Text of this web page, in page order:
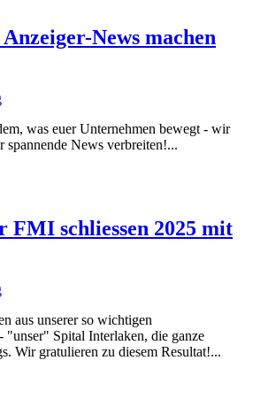
News machen
was euer Unternehmen bewegt - wir
News verbreiten!...
FMI schliessen 2025 mit
aus unserer so wichtigen
"unser" Spital Interlaken, die ganze
Wir gratulieren zu diesem Resultat!...